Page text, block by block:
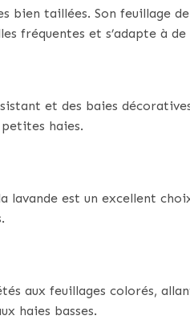
bien taillées. Son feuillage
fréquentes et s’adapte à de
et des baies
haies.
est un excellent
aux feuillages colorés,
haies basses.